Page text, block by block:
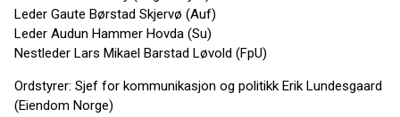
Leder Gaute Børstad Skjervø (Auf)
Leder Audun Hammer Hovda (Su)
Nestleder Lars Mikael Barstad Løvold (FpU)
Ordstyrer: Sjef for kommunikasjon og politikk Erik Lundesgaard
(Eiendom Norge)